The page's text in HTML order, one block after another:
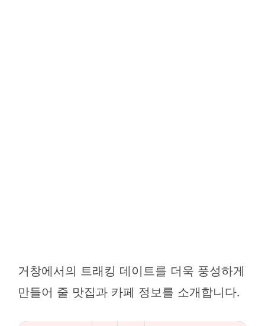
거창에서의 트래킹 데이트를 더욱 풍성하게
만들어 줄 맛집과 카페 정보를 소개합니다.